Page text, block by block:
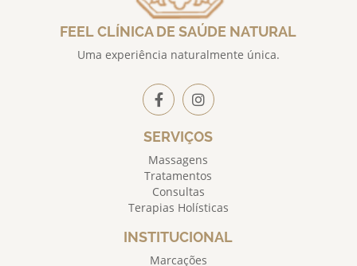
FEEL CLÍNICA DE SAÚDE NATURAL
Uma experiência naturalmente única.
SERVIÇOS
Massagens
Tratamentos
Consultas
Terapias Holísticas
INSTITUCIONAL
Marcações